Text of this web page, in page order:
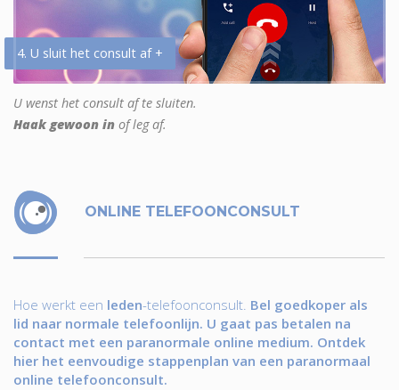
4. U sluit het consult af +
U wenst het consult af te sluiten.
Haak gewoon in of leg af.
ONLINE TELEFOONCONSULT
Hoe werkt een leden-telefoonconsult. Bel goedkoper als
lid naar normale telefoonlijn. U gaat pas betalen na
contact met een paranormale online medium. Ontdek
hier het eenvoudige stappenplan van een paranormaal
online telefoonconsult.